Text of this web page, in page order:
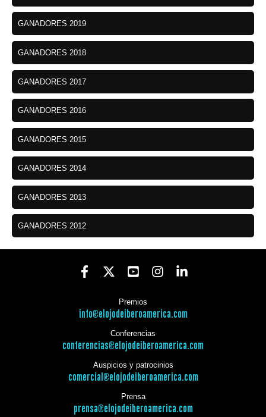
GANADORES 2019
GANADORES 2018
GANADORES 2017
GANADORES 2016
GANADORES 2015
GANADORES 2014
GANADORES 2013
GANADORES 2012
Premios
info@elojodeiberoamerica.com
Conferencias
conferencias@elojodeiberoamerica.com
Auspicios y patrocinios
comercial@elojodeiberoamerica.com
Prensa
prensa@elojodeiberoamerica.com